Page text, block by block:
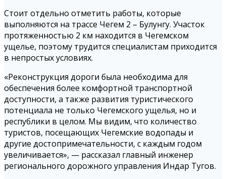
Стоит отдельно отметить работы, которые
выполняются на трассе Чегем 2 – Булунгу. Участок
протяженностью 2 км находится в Чегемском
ущелье, поэтому трудится специалистам приходится
в непростых условиях.
«Реконструкция дороги была необходима для
обеспечения более комфортной транспортной
доступности, а также развития туристического
потенциала не только Чегемского ущелья, но и
республики в целом. Мы видим, что количество
туристов, посещающих Чегемские водопады и
другие достопримечательности, с каждым годом
увеличивается», — рассказал главный инженер
регионального дорожного управления Индар Тугов.